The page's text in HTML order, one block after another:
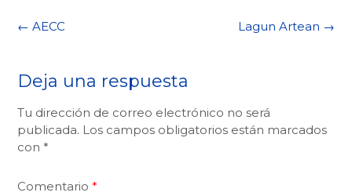
Navegación
entrada
Lagun Artean →
← AECC
Deja una respuesta
Tu dirección de correo electrónico no será
publicada. Los campos obligatorios están marcados
con *
Comentario *